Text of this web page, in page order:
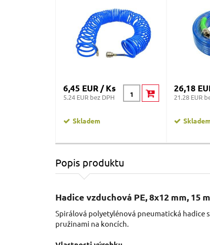
6,45 EUR / Ks
5.24 EUR bez DPH
Skladem
26,18
21.28 EUR
Popis produktu
Hadice vzduchová PE, 8x12 mm, 15
Spirálová polyetylénová pneumatická hadice
pružinami na koncích.